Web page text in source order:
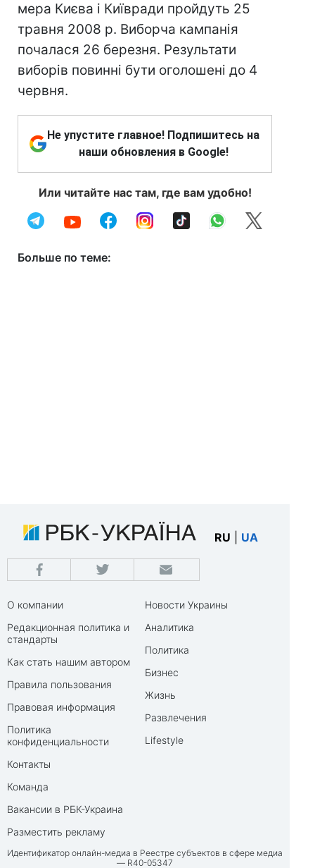
мера Києва і Київради пройдуть 25
травня 2008 р. Виборча кампанія
почалася 26 березня. Результати
виборів повинні бути оголошені до 4
червня.
Не упустите главное! Подпишитесь на
наши обновления в Google!
Или читайте нас там, где вам удобно!
Больше по теме:
RU UA
О компании
Редакционная политика и
стандарты
Как стать нашим автором
Правила пользования
Правовая информация
Политика
конфиденциальности
Контакты
Команда
Вакансии в РБК-Украина
Разместить рекламу
Новости Украины
Аналитика
Политика
Бизнес
Жизнь
Развлечения
Lifestyle
Идентификатор онлайн-медиа в Реестре субъектов в сфере медиа
— R40-05347